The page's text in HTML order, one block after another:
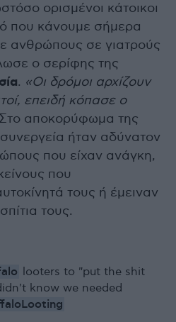
ορισμένοι κάτοικοι
που κάνουμε σήμερα
ανθρώπους σε γιατρούς
ο σερίφης της
. «Οι δρόμοι αρχίζουν
επειδή κόπασε ο
αποκορύφωμα της
ήταν αδύνατον
που είχαν ανάγκη,
που
τους ή έμειναν
τους.
looters to "put the shit
know we needed